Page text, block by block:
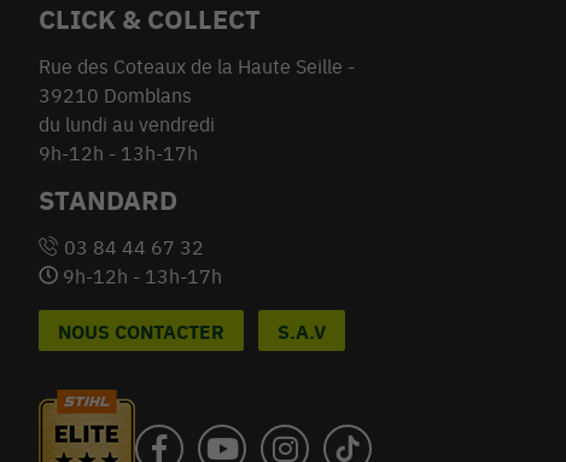
CLICK & COLLECT
Rue des Coteaux de la Haute Seille -
39210 Domblans
du lundi au vendredi
9h-12h - 13h-17h
STANDARD
03 84 44 67 32
9h-12h - 13h-17h
NOUS CONTACTER S.A.V